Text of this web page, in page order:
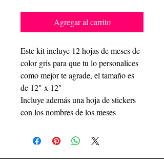
Agregar al carrito
Este kit incluye 12 hojas de meses de
color gris para que tu lo personalices
como mejor te agrade, el tamaño es
de 12" x 12"
Incluye además una hoja de stickers
con los nombres de los meses